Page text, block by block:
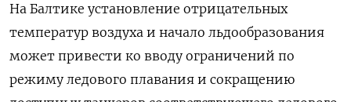
На Балтике установление отрицательных
температур воздуха и начало льдообразования
может привести ко вводу ограничений по
режиму ледового плавания и сокращению